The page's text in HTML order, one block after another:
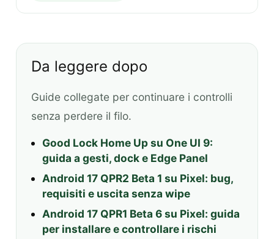
Da leggere dopo
Guide collegate per continuare i controlli
senza perdere il filo.
Good Lock Home Up su One UI 9:
guida a gesti, dock e Edge Panel
Android 17 QPR2 Beta 1 su Pixel: bug,
requisiti e uscita senza wipe
Android 17 QPR1 Beta 6 su Pixel: guida
per installare e controllare i rischi